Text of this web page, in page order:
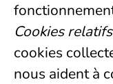
Cookies
cookies
nous aident à